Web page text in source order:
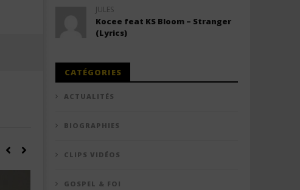
JULES
Kocee feat KS Bloom – Stranger
(Lyrics)
CATÉGORIES
ACTUALITÉS
BIOGRAPHIES
CLIPS VIDÉOS
GOSPEL & FOI